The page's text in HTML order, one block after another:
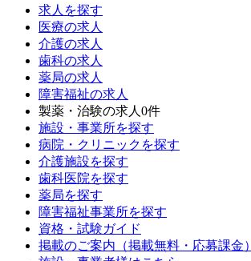
求人を探す
医療の求人
介護の求人
歯科の求人
薬局の求人
障害福祉の求人
製薬・治験の求人 0件
施設・事業所を探す
病院・クリニックを探す
介護施設を探す
歯科医院を探す
薬局を探す
障害福祉事業所を探す
資格・試験ガイド
掲載のご案内（掲載無料・応募課金）